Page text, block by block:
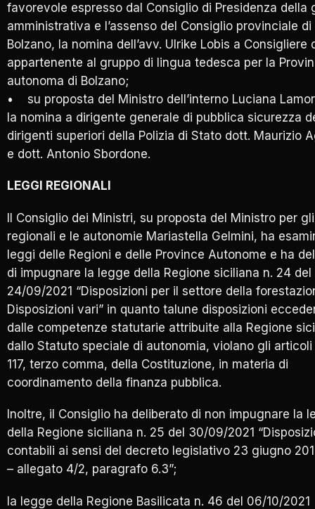
favorevole espresso dal Consiglio di Presidenza della
amministrativa e l’assenso del Consiglio provinciale di
Bolzano, la nomina dell’avv. Ulrike Lobis a Consigliere
appartenente al gruppo di lingua tedesca per la
autonoma di Bolzano;
• su proposta del Ministro dell’interno Luciana
la nomina a dirigente generale di pubblica sicurezza
dirigenti superiori della Polizia di Stato dott. Maurizio
e dott. Antonio Sbordone.
LEGGI REGIONALI
Il Consiglio dei Ministri, su proposta del Ministro per
regionali e le autonomie Mariastella Gelmini, ha
leggi delle Regioni e delle Province Autonome e ha
di impugnare la legge della Regione siciliana n. 24 del
24/09/2021 “Disposizioni per il settore della
Disposizioni vari” in quanto talune disposizioni
dalle competenze statutarie attribuite alla Regione
dallo Statuto speciale di autonomia, violano gli articoli
117, terzo comma, della Costituzione, in materia di
coordinamento della finanza pubblica.
Inoltre, il Consiglio ha deliberato di non impugnare la
della Regione siciliana n. 25 del 30/09/2021
contabili ai sensi del decreto legislativo 23 giugno
– allegato 4/2, paragrafo 6.3”;
la legge della Regione Basilicata n. 46 del 06/10/2021